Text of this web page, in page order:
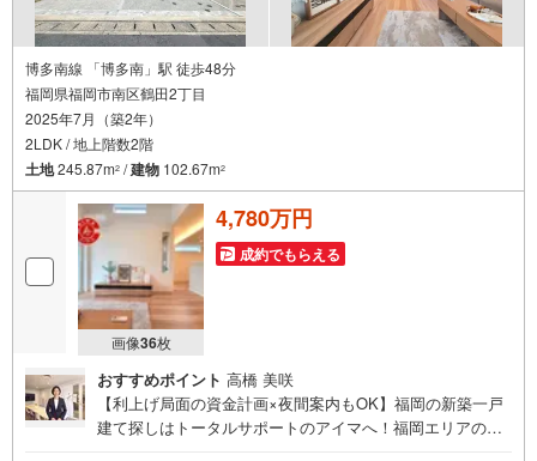
博多南線 「博多南」駅 徒歩48分
福岡県福岡市南区鶴田2丁目
2025年7月（築2年）
2LDK / 地上階数2階
土地245.87m2 /建物 102.67m2
画像36枚
4,780万円
成約でもらえる
おすすめポイント 高橋 美咲
【利上げ局面の資金計画×夜間案内もOK】福岡の新築一戸
建て探しはトータルサポートのアイマへ！福岡エリアの最